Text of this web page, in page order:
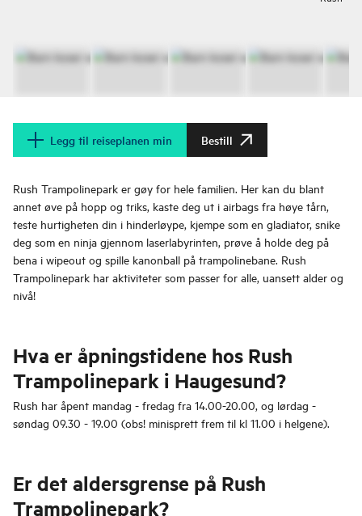
Legg til reiseplanen min Bestill
Rush Trampolinepark er gøy for hele familien. Her kan du blant
annet øve på hopp og triks, kaste deg ut i airbags fra høye tårn,
teste hurtigheten din i hinderløype, kjempe som en gladiator, snike
deg som en ninja gjennom laserlabyrinten, prøve å holde deg på
bena i wipeout og spille kanonball på trampolinebane. Rush
Trampolinepark har aktiviteter som passer for alle, uansett alder og
nivå!
Hva er åpningstidene hos Rush
Trampolinepark i Haugesund?
Rush har åpent mandag - fredag fra 14.00-20.00, og lørdag -
søndag 09.30 - 19.00 (obs! minisprett frem til kl 11.00 i helgene).
Er det aldersgrense på Rush
Trampolinepark?